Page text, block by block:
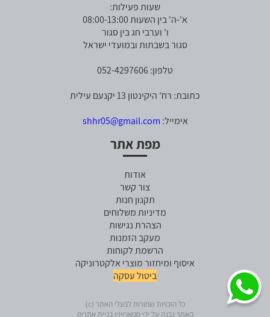
שעות פעילות:
א'-ה' בין השעות 08:00-13:00
ו' וערבי חג בין סגור
סגור בשבתות ובמועדי ישראל
טלפון: 052-4297606
כתובת: רח' היקינטון 13 יקנעם עילית
אימייל: shhr05@gmail.com
מפת אתר
אודות
צור קשר
תקנון חנות
מדיניות משלוחים
הצהרת נגישות
מעקב הזמנות
הרשמת לקוחות
איסוף ומיחזור מוצרי אלקטרוניקה
ביטול עסקה
כל הזכויות שמורות לבעלי האתר (c)
האתר נבנה על ידי סטארויזין בניית אתרים